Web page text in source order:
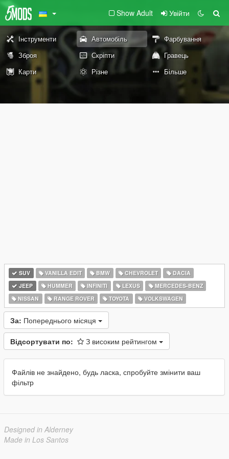
Show Adult Увійти
Інструменти Автомобіль
Фарбування
Зброя
Скріпти
Гравець
Карти
Різне Більше
SUV VANILLA EDIT BMW CHEVROLET
DACIA
JEEP
HUMMER INFINITI LEXUS
MERCEDES-BENZ
NISSAN
RANGE ROVER TOYOTA VOLKSWAGEN
За: Попереднього місяця
Відсортувати по: З високим рейтингом
Файлів не знайдено, будь ласка, спробуйте змінити ваш
фільтр
Designed in Alderney
Made in Los Santos